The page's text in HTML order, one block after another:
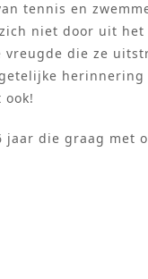
tennis en
niet door uit
vreugde die ze
jaar die graag met